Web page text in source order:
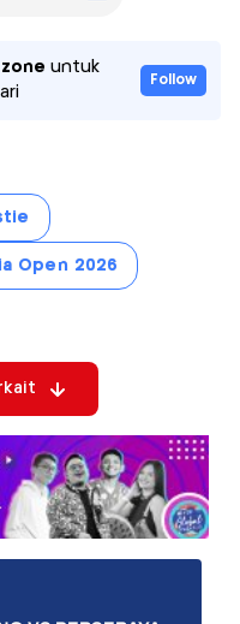
untuk
Follow
Open 2026